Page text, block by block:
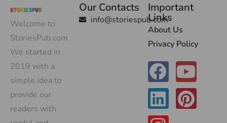
Welcome to
StoriesPub.com
We started in
2019 with a
simple idea to
provide our
readers with
Our Contacts
info@storiespub.com
Important
Links
About Us
Privacy Policy